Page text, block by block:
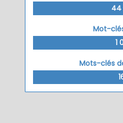
44
Mot-
1
Mots-clés